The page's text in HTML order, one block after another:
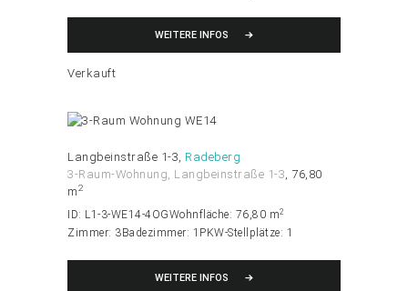
WEITERE INFOS
Verkauft
Langbeinstraße 1-3 Radeberg
3-Raum-Wohnung , Langbeinstraße 1-3 76,80
m2
ID: L1-3-WE14-4OGWohnfläche: 76,80 m2
Zimmer: 3 Badezimmer: 1 PKW-Stellplätze: 1
WEITERE INFOS